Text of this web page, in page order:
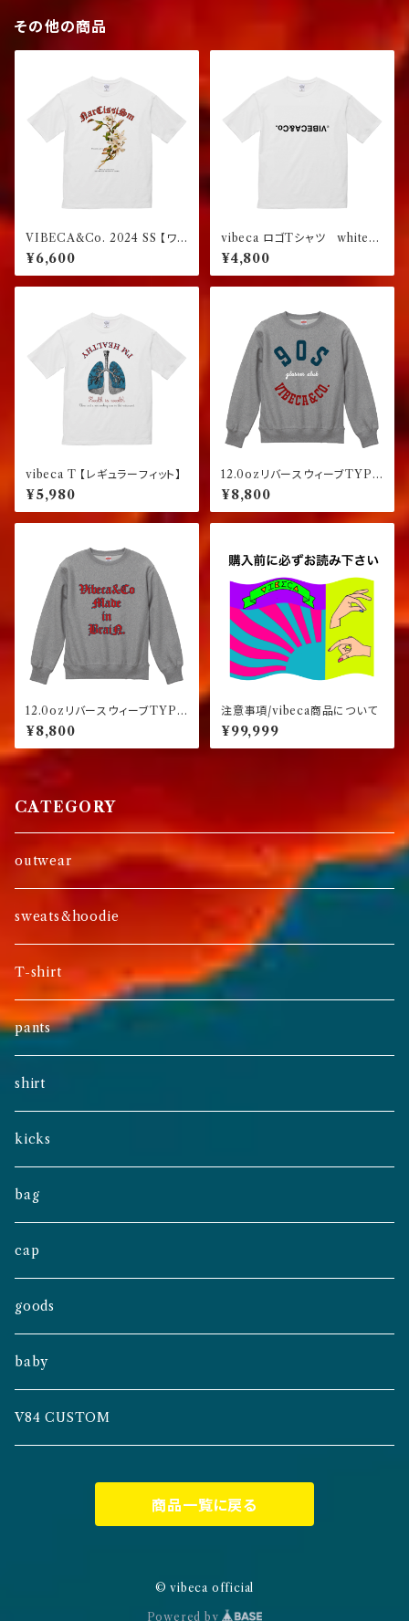
その他の商品
VIBECA&Co. 2024 SS 【ワイ
ドフィット】
¥6,600
vibeca ロゴTシャツ white
【ジャパンフィット】
¥4,800
vibeca T 【レギュラーフィット】
¥5,980
12.0ozリバースウィーブTYPE
スウェット グレー
¥8,800
12.0ozリバースウィーブTYPE
スウェット グレー
¥8,800
注意事項/vibeca商品について
¥99,999
CATEGORY
outwear
sweats&hoodie
T-shirt
pants
shirt
kicks
bag
cap
goods
baby
V84 CUSTOM
商品一覧に戻る
© vibeca official
Powered by